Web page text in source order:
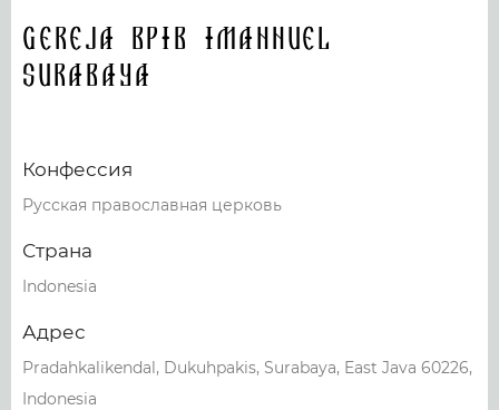
Gereja BPIB Imannuel
Surabaya
Конфессия
Русская православная церковь
Страна
Indonesia
Адрес
Pradahkalikendal, Dukuhpakis, Surabaya, East Java 60226,
Indonesia